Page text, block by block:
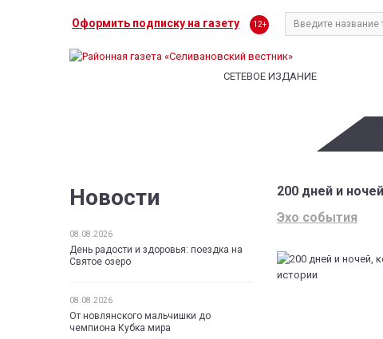
Оформить подписку на газету 12+
СЕТЕВОЕ ИЗДАНИЕ
Новости
08.08.2026
День радости и здоровья: поездка на
Святое озеро
08.08.2026
От новлянского мальчишки до
чемпиона Кубка мира
200 дней и
Эхо события